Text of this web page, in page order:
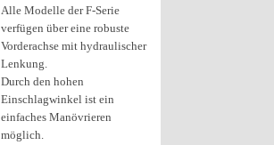
Alle Modelle der F-Serie
verfügen über eine robuste
Vorderachse mit hydraulischer
Lenkung.
Durch den hohen
Einschlagwinkel ist ein
einfaches Manövrieren
möglich.